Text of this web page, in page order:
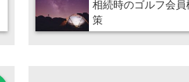
相続時のゴルフ会
策